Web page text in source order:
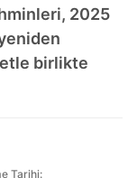
2025
birlikte
Tarihi: